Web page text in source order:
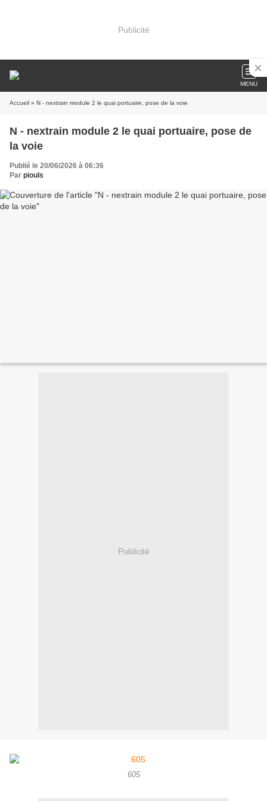
Publicité
MENU
Accueil » N - nextrain module 2 le quai portuaire, pose de la voie
N - nextrain module 2 le quai portuaire, pose de
la voie
Publié le 20/06/2026 à 06:36
Par piouls
Publicité
605